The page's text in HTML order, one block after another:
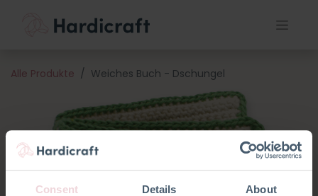
Consent Details About
Alle Produkte Weiches Buch - Dschungel